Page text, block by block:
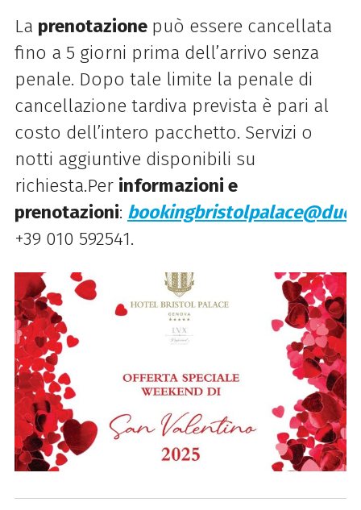
La prenotazione può essere cancellata
fino a 5 giorni prima dell’arrivo senza
penale. Dopo tale limite la penale di
cancellazione tardiva prevista è pari al
costo dell’intero pacchetto. Servizi o
notti aggiuntive disponibili su
richiesta.Per informazioni e
prenotazioni:
+39 010 592541.